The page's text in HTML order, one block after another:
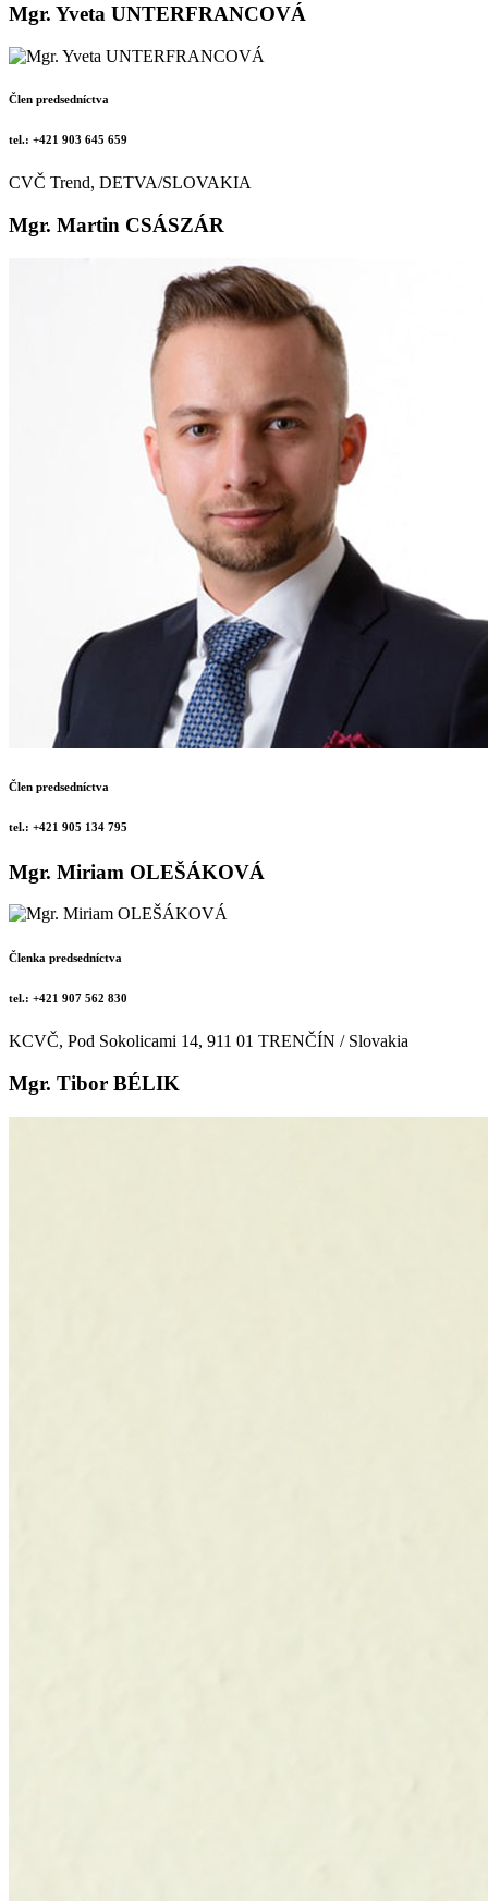
Mgr. Yveta UNTERFRANCOVÁ
Člen predsedníctva
tel.: +421 903 645 659
CVČ Trend, DETVA/SLOVAKIA
Mgr. Martin CSÁSZÁR
Člen predsedníctva
tel.: +421 905 134 795
Mgr. Miriam OLEŠÁKOVÁ
Členka predsedníctva
tel.: +421 907 562 830
KCVČ, Pod Sokolicami 14, 911 01 TRENČÍN / Slovakia
Mgr. Tibor BÉLIK